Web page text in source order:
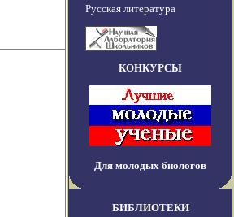
Русская литература
КОНКУРСЫ
Для молодых биологов
БИБЛИОТЕКИ